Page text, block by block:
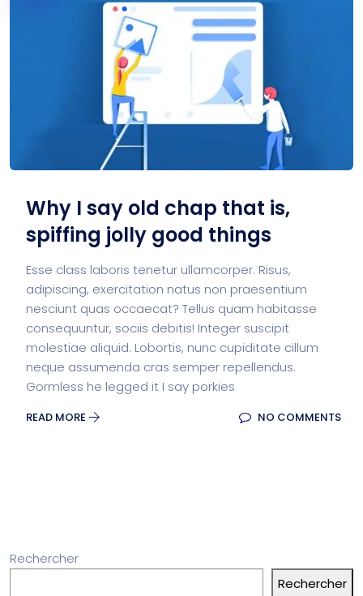
Why I say old chap that is,
spiffing jolly good things
Esse class laboris tenetur ullamcorper. Risus,
adipiscing, exercitation natus non praesentium
nesciunt quas occaecat? Tellus quam habitasse
consequuntur, sociis debitis! Integer suscipit
molestiae aliquid. Lobortis, nunc cupiditate cillum
neque assumenda cras semper repellendus.
Gormless he legged it I say porkies
READ MORE NO COMMENTS
Rechercher
Rechercher